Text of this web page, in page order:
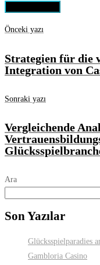
Önceki yazı
Strategien für die
Integration von
Sonraki yazı
Vergleichende
Ara
Son Yazılar
Glücksspielparadies
Gambloria Casino